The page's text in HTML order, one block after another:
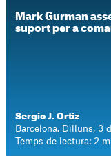
Mark Gurman
suport per a
Sergio J. Ortiz
Barcelona. Dilluns, 3
Temps de lectura: 2